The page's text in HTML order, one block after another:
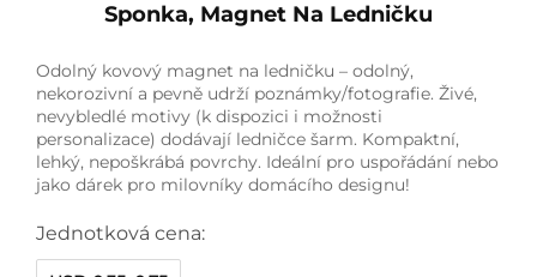
Sponka, Magnet Na Ledničku
Odolný kovový magnet na ledničku – odolný,
nekorozivní a pevně udrží poznámky/fotografie. Živé,
nevybledlé motivy (k dispozici i možnosti
personalizace) dodávají ledničce šarm. Kompaktní,
lehký, nepoškrábá povrchy. Ideální pro uspořádání nebo
jako dárek pro milovníky domácího designu!
Jednotková cena: